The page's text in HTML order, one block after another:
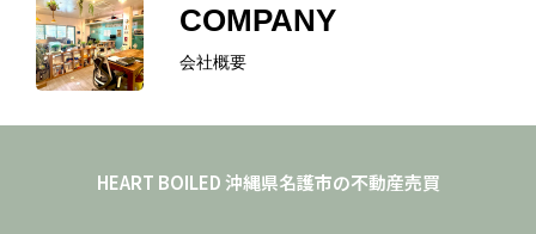
COMPANY
会社概要
HEART BOILED 沖縄県名護市の不動産売買